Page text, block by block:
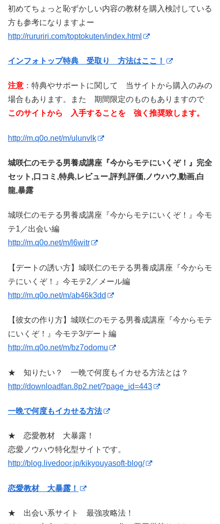
初めてちょっと恥ずかしい内容の教材を購入検討している
方も参考になりますよー
http://rururiri.com/toptokuten/index.html
インフォトップ特典 受取り 方法はここ！
注意 ：特典やサポートに関して 当サイトから購入のみの
場合もあります。また 期間限定のものもありますので
このサイトから 入手することを 強く推奨致します。
http://m.q0o.net/m/ulunvlk
城咲仁のモテる男養成講座『今からモテにいくぞ！』完全
セット,口コミ,特典,レビュー,評判,評価,ノウハウ,動画,白
龍,暴露
城咲仁のモテる男養成講座『今からモテにいくぞ！』今モ
テ1／出会い編
http://m.q0o.net/m/l6witr
【デートの誘い方】城咲仁のモテる男養成講座『今からモ
テにいくぞ！』今モテ2／メール編
http://m.q0o.net/m/ab46k3dd
【彼女の作り方】城咲仁のモテる男養成講座『今からモテ
にいくぞ！』今モテ3/デート編
http://m.q0o.net/m/bz7odomu
★ 知りたい？ 一晩で何度もイカせる方法とは？
http://downloadfan.8p2.net/?page_id=443
一晩で何度もイカせる方法
★ 恋愛教材 大暴露！
恋愛ノウハウ特化型サイトです。
http://blog.livedoor.jp/kikyouyasoft-blog/
恋愛教材 大暴露！
★ 出会い系サイト 最強攻略法！